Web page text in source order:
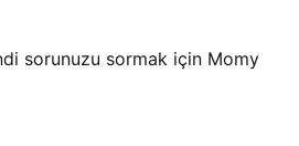
sorunuzu sormak için Momy